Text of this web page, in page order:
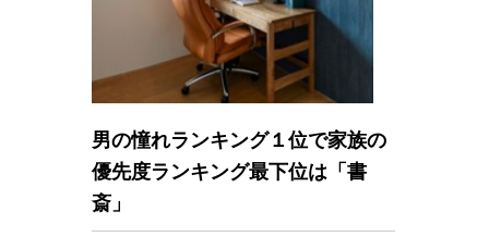
男の憧れランキング１位で家族の
優先度ランキング最下位は「書
斎」